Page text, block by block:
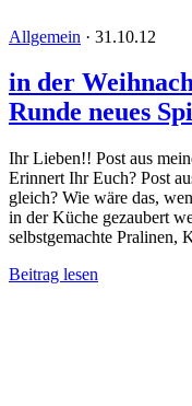
Allgemein · 31.10.12
in der
Runde neues
Ihr Lieben!! Post aus
Erinnert Ihr Euch? Post
gleich? Wie wäre das,
in der Küche gezaubert
selbstgemachte Pralinen,
Beitrag lesen